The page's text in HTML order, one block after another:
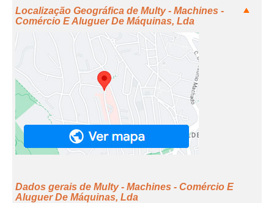
Localização Geográfica de Multy - Machines -
Comércio E Aluguer De Máquinas, Lda
Dados gerais de Multy - Machines - Comércio E
Aluguer De Máquinas, Lda